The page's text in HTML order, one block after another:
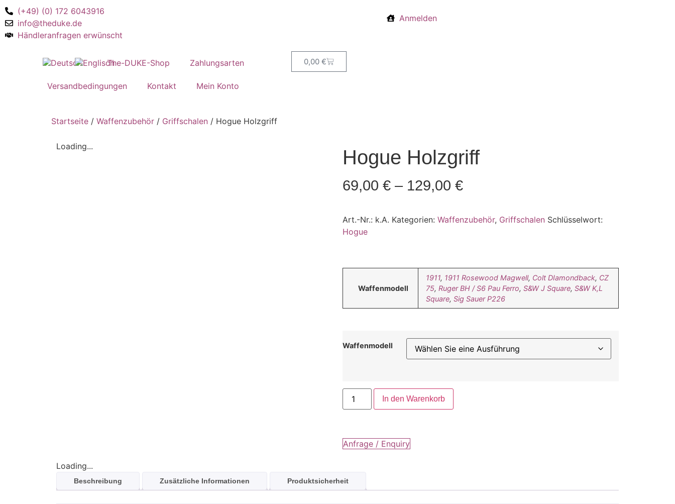
(+49) (0) 172 6043916
info@theduke.de
Händleranfragen erwünscht
Anmelden
The-DUKE-Shop Zahlungsarten
Versandbedingungen Kontakt Mein Konto
0,00 €
Startseite / Waffenzubehör / Griffschalen / Hogue Holzgriff
Loading... Hogue Holzgriff
69,00 € – 129,00 €
Art.-Nr.: k.A. Kategorien: Waffenzubehör, Griffschalen Schlüsselwort:
Hogue
Waffenmodell
1911, 1911 Rosewood Magwell, Colt DIamondback, CZ
75, Ruger BH / S6 Pau Ferro, S&W J Square, S&W K,L
Square, Sig Sauer P226
Waffenmodell
In den Warenkorb
Anfrage / Enquiry
Loading...
Beschreibung Zusätzliche Informationen Produktsicherheit